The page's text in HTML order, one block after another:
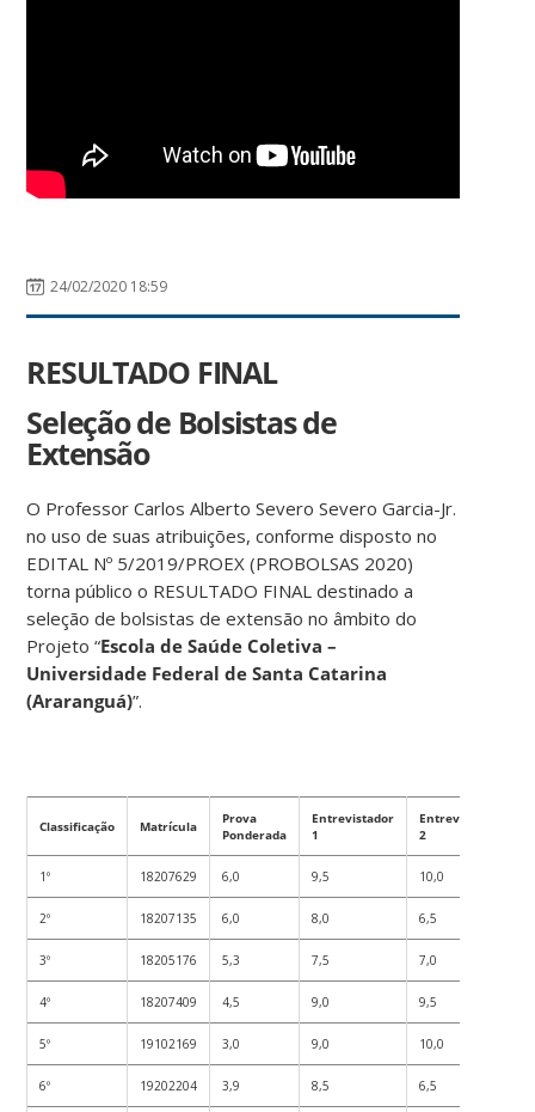
24/02/2020 18:59
RESULTADO FINAL
Seleção de Bolsistas de
Extensão
O Professor Carlos Alberto Severo Severo Garcia-Jr.
no uso de suas atribuições, conforme disposto no
EDITAL Nº 5/2019/PROEX (PROBOLSAS 2020)
torna público o RESULTADO FINAL destinado a
seleção de bolsistas de extensão no âmbito do
Projeto “Escola de Saúde Coletiva –
Universidade Federal de Santa Catarina
(Araranguá)”.
Classificação Matrícula
Prova
Ponderada
Entrevistador
1
Entrevistador
2
1º 18207629 6,0 9,5 10,0
2º 18207135 6,0 8,0 6,5
3º 18205176 5,3 7,5 7,0
4º 18207409 4,5 9,0 9,5
5º 19102169 3,0 9,0 10,0
6º 19202204 3,9 8,5 6,5